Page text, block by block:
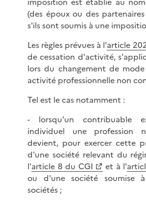
(des époux ou des
s'ils sont soumis à une
Les règles prévues à l'article
de cessation d'activité,
lors du changement de
activité professionnelle non
Tel est le cas notamment :
- lorsqu'un contribuable
individuel une profession
devient, pour exercer cette
d'une société relevant du
l'article 8 du CGI et à l'
ou d'une société soumise
sociétés ;